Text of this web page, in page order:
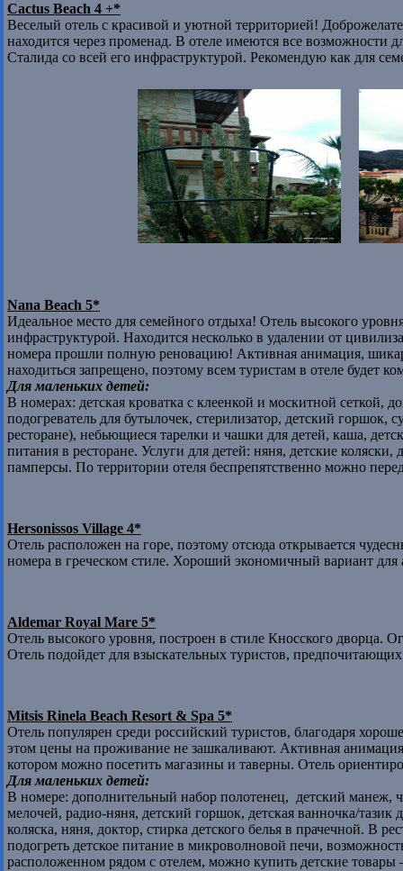
Cactus Beach 4 +*
Веселый отель с красивой и уютной территорией!
находится через променад. В отеле имеются все возможности
Сталида со всей его инфраструктурой. Рекомендую как для
Nana Beach 5*
Идеальное место для семейного отдыха! Отель высокого
инфраструктурой. Находится несколько в удалении от
номера прошли полную реновацию! Активная анимация,
находиться запрещено, поэтому всем туристам в отеле будет
Для маленьких детей:
В номерах: детская кроватка с клеенкой и москитной сеткой,
подогреватель для бутылочек, стерилизатор, детский горшок,
ресторане), небьющиеся тарелки и чашки для детей, каша,
питания в ресторане. Услуги для детей: няня, детские
памперсы. По территории отеля беспрепятственно можно
Hersonissos Village 4*
Отель расположен на горе, поэтому отсюда открывается
номера в греческом стиле. Хороший экономичный вариант для
Aldemar Royal Mare 5*
Отель высокого уровня, построен в стиле Кносского дворца.
Отель подойдет для взыскательных туристов,
Mitsis Rinela Beach Resort & Spa 5*
Отель популярен среди российский туристов, благодаря
этом цены на проживание не зашкаливают. Активная
котором можно посетить магазины и таверны. Отель
Для маленьких детей:
В номере: дополнительный набор полотенец, детский
мелочей, радио-няня, детский горшок, детская ванночка/тазик
коляска, няня, доктор, стирка детского белья в прачечной. В
подогреть детское питание в микроволновой печи,
расположенном рядом с отелем, можно купить детские товары